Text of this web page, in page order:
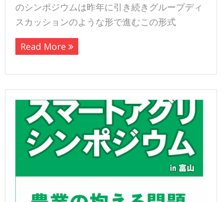
のシンポジウムは昨年に引き続きグループディ
スカッションのような形で進むこの形式
Read More